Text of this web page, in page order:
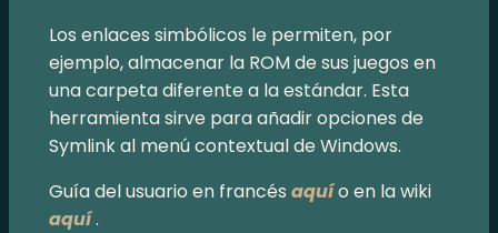
Los enlaces simbólicos le permiten, por
ejemplo, almacenar la ROM de sus juegos en
una carpeta diferente a la estándar. Esta
herramienta sirve para añadir opciones de
Symlink al menú contextual de Windows.
Guía del usuario en francés aquío en la wiki
aquí.